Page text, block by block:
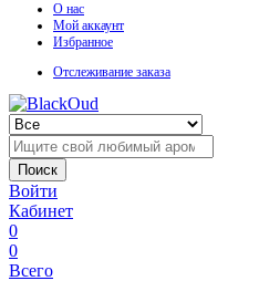
О нас
Мой аккаунт
Избранное
Отслеживание заказа
Поиск
Войти
Кабинет
0
0
Всего